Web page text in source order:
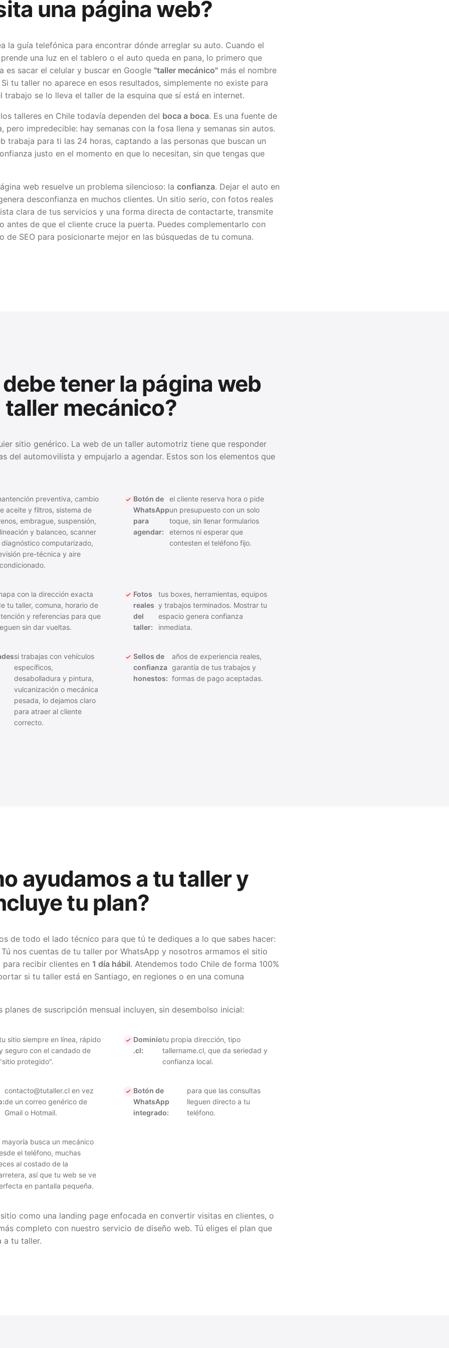
una página web?
la guía telefónica para encontrar dónde arreglar su auto. Cuando el
una luz en el tablero o el auto queda en pana, lo primero que
es sacar el celular y buscar en Google "taller mecánico" más el nombre
tu taller no aparece en esos resultados, simplemente no existe para
trabajo se lo lleva el taller de la esquina que sí está en internet.
talleres en Chile todavía dependen del boca a boca. Es una fuente de
pero impredecible: hay semanas con la fosa llena y semanas sin autos.
trabaja para ti las 24 horas, captando a las personas que buscan un
justo en el momento en que lo necesitan, sin que tengas que
web resuelve un problema silencioso: la confianza. Dejar el auto en
desconfianza en muchos clientes. Un sitio serio, con fotos reales
clara de tus servicios y una forma directa de contactarte, transmite
antes de que el cliente cruce la puerta. Puedes complementarlo con
de SEO para posicionarte mejor en las búsquedas de tu comuna.
debe tener la página web
taller mecánico?
sitio genérico. La web de un taller automotriz tiene que responder
del automovilista y empujarlo a agendar. Estos son los elementos que
preventiva, cambio
aceite y filtros, sistema de
embrague, suspensión,
y balanceo, scanner
computarizado,
pre-técnica y aire
Botón de
WhatsApp
para
agendar:
el cliente reserva hora o pide
un presupuesto con un solo
toque, sin llenar formularios
eternos ni esperar que
contesten el teléfono fijo.
con la dirección exacta
tu taller, comuna, horario de
y referencias para que
sin dar vueltas.
Fotos
reales
del
taller:
tus boxes, herramientas, equipos
y trabajos terminados. Mostrar tu
espacio genera confianza
inmediata.
si trabajas con vehículos
específicos,
desabolladura y pintura,
vulcanización o mecánica
pesada, lo dejamos claro
para atraer al cliente
correcto.
Sellos de
confianza
honestos:
años de experiencia reales,
garantía de tus trabajos y
formas de pago aceptadas.
ayudamos a tu taller y
tu plan?
de todo el lado técnico para que tú te dediques a lo que sabes hacer:
nos cuentas de tu taller por WhatsApp y nosotros armamos el sitio
recibir clientes en 1 día hábil. Atendemos todo Chile de forma 100%
si tu taller está en Santiago, en regiones o en una comuna
planes de suscripción mensual incluyen, sin desembolso inicial:
sitio siempre en línea, rápido
seguro con el candado de
"sitio protegido".
Dominio
.cl:
tu propia dirección, tipo
tallername.cl, que da seriedad y
confianza local.
contacto@tutaller.cl en vez
de un correo genérico de
Gmail o Hotmail.
Botón de
WhatsApp
integrado:
para que las consultas
lleguen directo a tu
teléfono.
mayoría busca un mecánico
el teléfono, muchas
al costado de la
así que tu web se ve
en pantalla pequeña.
como una landing page enfocada en convertir visitas en clientes, o
completo con nuestro servicio de diseño web. Tú eliges el plan que
a tu taller.